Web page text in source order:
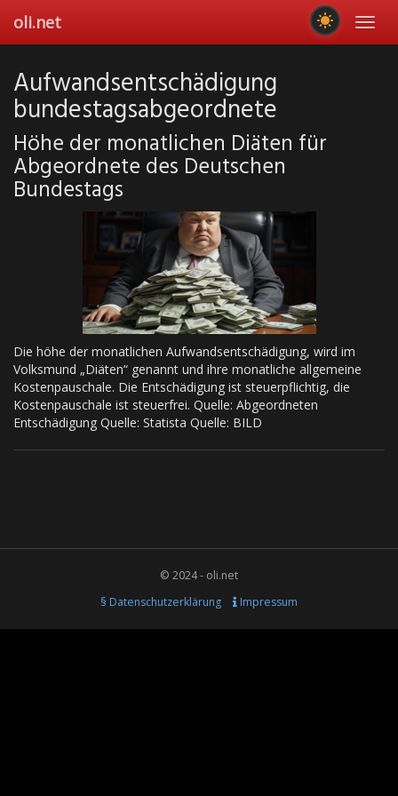
main
oli.net
Aufwandsentschädigung
bundestagsabgeordnete
Höhe der monatlichen Diäten für
Abgeordnete des Deutschen
Bundestags
Die höhe der monatlichen Aufwandsentschädigung, wird im
Volksmund „Diäten“ genannt und ihre monatliche allgemeine
Kostenpauschale. Die Entschädigung ist steuerpflichtig, die
Kostenpauschale ist steuerfrei. Quelle: Abgeordneten
Entschädigung Quelle: Statista Quelle: BILD
© 2024 - oli.net
§ Datenschutzerklärung
Impressum